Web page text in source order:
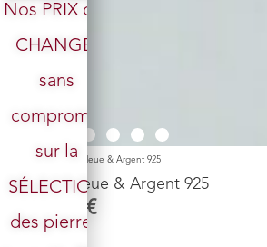
n°2 Agate bleue & Argent 925
Agate bleue & Argent 925
59,00 €
Nos PRIX ont
CHANGÉ,
sans
compromis
sur la
SÉLECTION
des pierres.